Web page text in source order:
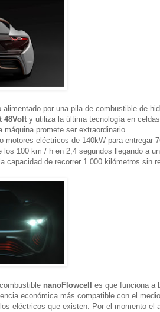
por una pila de combustible de
48Volt y utiliza la última tecnología en
máquina promete ser extraordinario.
motores eléctricos de 140kW para entregar
los 100 km / h en 2,4 segundos llegando a
capacidad de recorrer 1.000 kilómetros sin
nanoFlowcell es que funciona a
económica más compatible con el
eléctricos que existen. Por el momento el